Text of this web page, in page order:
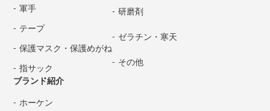
軍手
テープ
保護マスク・保護めがね
指サック
研磨剤
ゼラチン・寒天
その他
ブランド紹介
ホーケン